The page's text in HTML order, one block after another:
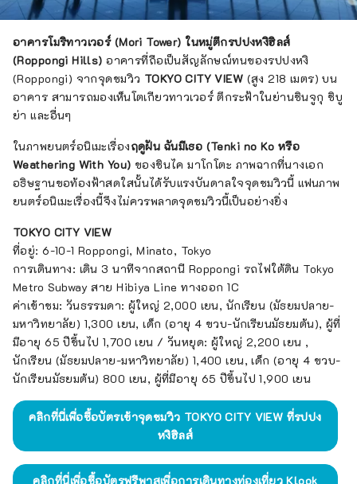
อาคารโมริทาวเวอร์ (Mori Tower) ในหมู่ตึกรปปงหงิฮิลส์
(Roppongi Hills) อาคารที่ถือเป็นสัญลักษณ์ทนของรปปงหงิ
(Roppongi) จากจุดชมวิว TOKYO CITY VIEW (สูง 218 เมตร) บน
อาคาร สามารถมองเห็นโตเกียวทาวเวอร์ ตึกระฟ้าในย่านชินจูกุ ชิบู
ย่า และอื่นๆ
ในภาพยนตร์อนิเมะเรื่องฤดูฝัน ฉันมีเธอ (Tenki no Ko หรือ
Weathering With You) ของชินไค มาโกโตะ ภาพฉากที่นางเอก
อธิษฐานขอท้องฟ้าสดใสนั้นได้รับแรงบันดาลใจจุดชมวิวนี้ แฟนภาพ
ยนตร์อนิเมะเรื่องนี้จึงไม่ควรพลาดจุดชมวิวนี้เป็นอย่างยิ่ง
TOKYO CITY VIEW
ที่อยู่: 6-10-1 Roppongi, Minato, Tokyo
การเดินทาง: เดิน 3 นาทีจากสถานี Roppongi รถไฟใต้ดิน Tokyo
Metro Subway สาย Hibiya Line ทางออก 1C
ค่าเข้าชม: วันธรรมดา: ผู้ใหญ่ 2,000 เยน, นักเรียน (มัธยมปลาย-
มหาวิทยาลัย) 1,300 เยน, เด็ก (อายุ 4 ขวบ-นักเรียนมัธยมต้น), ผู้ที่
มีอายุ 65 ปีขึ้นไป 1,700 เยน / วันหยุด: ผู้ใหญ่ 2,200 เยน ,
นักเรียน (มัธยมปลาย-มหาวิทยาลัย) 1,400 เยน, เด็ก (อายุ 4 ขวบ-
นักเรียนมัธยมต้น) 800 เยน, ผู้ที่มีอายุ 65 ปีขึ้นไป 1,900 เยน
คลิกที่นี่เพื่อซื้อบัตรเข้าจุดชมวิว TOKYO CITY VIEW ที่รปปง
หงิฮิลส์
คลิกที่นี่เพื่อซื้อบัตรฟรีพาสเพื่อการเดินทางท่องเที่ยว Klook